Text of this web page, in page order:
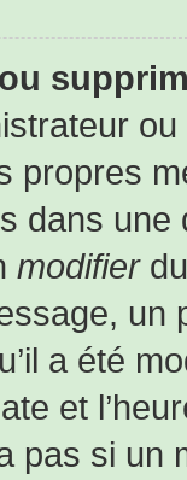
propres
dans
modifierdu
un
a été
et
pas si